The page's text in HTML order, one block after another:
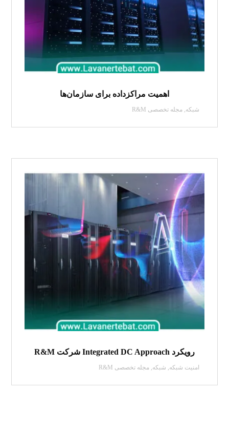
اهمیت مراکزداده برای سازمان‌ها
شبکه,مجله تخصصی R&M
رویکرد Integrated DC Approach شرکت R&M
امنیت شبکه, شبکه,مجله تخصصی R&M